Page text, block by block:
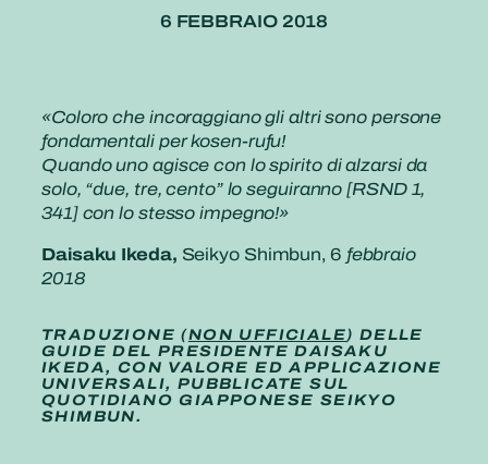
6 FEBBRAIO 2018
«Coloro che incoraggiano gli altri sono persone
fondamentali perkosen-rufu!
Quando uno agisce con lo spirito di alzarsi da
solo, “due, tre, cento” lo seguiranno [RSND 1,
341] con lo stesso impegno!»
Daisaku Ikeda, Seikyo Shimbun, 6 febbraio
2018
TRADUZIONE (NON UFFICIALE) DELLE
GUIDE DEL PRESIDENTE DAISAKU
IKEDA, CON VALORE ED APPLICAZIONE
UNIVERSALI, PUBBLICATE SUL
QUOTIDIANO GIAPPONESE SEIKYO
SHIMBUN.